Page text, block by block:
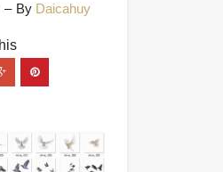
By Daicahuy